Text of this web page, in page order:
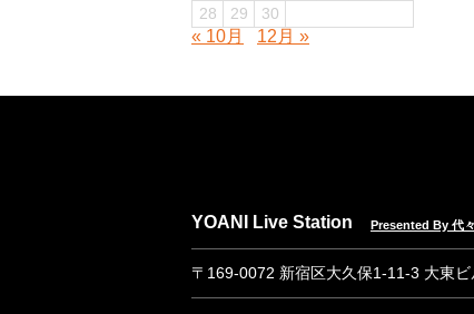
28
29 30
« 10月 12月 »
YOANI Live Station Presented By 代
〒169-0072 新宿区大久保1-11-3 大東